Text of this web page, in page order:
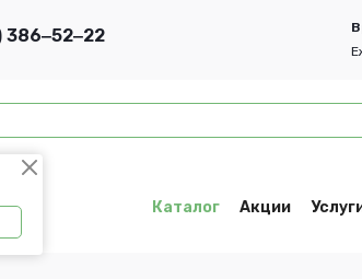
386‒52‒22
Каталог Акции